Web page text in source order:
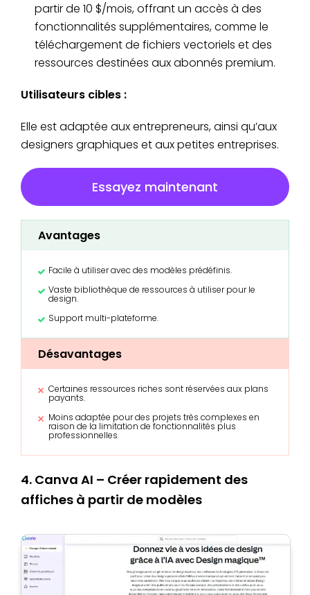
partir de 10 $/mois, offrant un accès à des
fonctionnalités supplémentaires, comme le
téléchargement de fichiers vectoriels et des
ressources destinées aux abonnés premium.
Utilisateurs cibles :
Elle est adaptée aux entrepreneurs, ainsi qu’aux
designers graphiques et aux petites entreprises.
Essayez maintenant
Avantages
Facile à utiliser avec des modèles prédéfinis.
Vaste bibliothèque de ressources à utiliser pour le
design.
Support multi-plateforme.
Désavantages
Certaines ressources riches sont réservées aux plans
payants.
Moins adaptée pour des projets très complexes en
raison de la limitation de fonctionnalités plus
professionnelles.
4. Canva AI – Créer rapidement des
affiches à partir de modèles